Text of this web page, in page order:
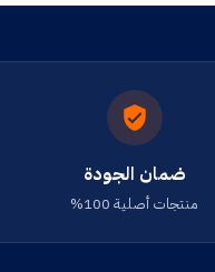
ضمان الجودة
منتجات أصلية 100%